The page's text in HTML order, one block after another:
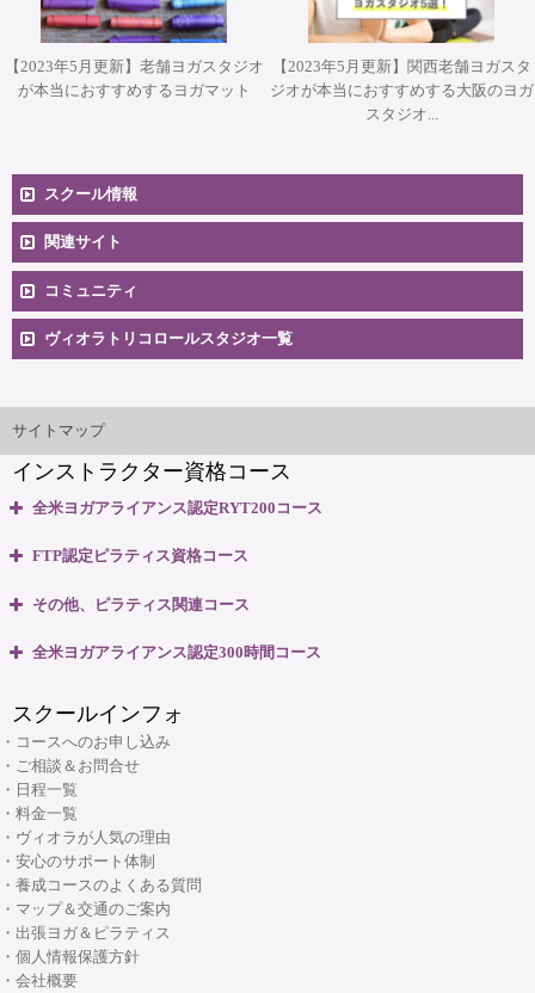
【2023年5月更新】老舗ヨガスタジオ
が本当におすすめするヨガマット
【2023年5月更新】関西老舗ヨガスタ
ジオが本当におすすめする大阪のヨガ
スタジオ...
スクール情報
安心のサポート体制
無料体験説明会
マップ＆交通のご案内
関連サイト
コミュニティ
卒業生向け掲示板
インストラクター'sマップ
ヴィオラトリコロールスタジオ一覧
大阪府大阪市中央区本町3丁目4番10号 本町野村ビルB1F
(大阪市・本町)
大阪府大阪市中央区安土町3丁目2番4号 JUST本町ビル5F
TEL: 06-6926-8422
サイトマップ
インストラクター資格コース
全米ヨガアライアンス認定RYT200コース
・全米ヨガアライアンス認定 RYT200資格取得コース
FTP認定ピラティス資格コース
・ピラティスベーシック インストラクター資格コース
・リフォーマーLevel2 インストラクター資格コース
・Tower インストラクター資格コース
・Basic Chair インストラクター資格コース
・ブラッシュアップセミナー
・リフォーマーブラッシュアップセミナー
その他、ピラティス関連コース
・ピラティスパーソナル指導者資格コース
・産後ピラティス インストラクターコース
・シニアピラティス インストラクターコース
・ピラティス解剖学インストラクター資格コース
・ピラティス解剖学【足部編】インストラクター資格コース
・骨盤底筋群機能改善インストラクター資格コース
・ピラティス プロップスコース
・ピラティスリング指導者養成コース
全米ヨガアライアンス認定300時間コース
・キッズヨガ インストラクターコース
・産後ヨガ インストラクターコース
・シニアヨガ インストラクターコース
・アシュタンガヨガ イマージョンコース
・呼吸と瞑想コース
・リストラティブメソッド養成コース
・ヨーガ哲学コース
・リンパマッサージコース
スクールインフォ
・コースへのお申し込み
・ご相談＆お問合せ
・日程一覧
・料金一覧
・ヴィオラが人気の理由
・安心のサポート体制
・養成コースのよくある質問
・マップ＆交通のご案内
・出張ヨガ＆ピラティス
・個人情報保護方針
・会社概要